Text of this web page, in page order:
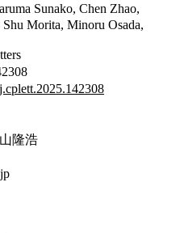
Sunako, Chen Zhao,
Morita, Minoru Osada,
隆浩